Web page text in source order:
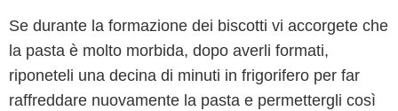
Se durante la formazione dei biscotti vi accorgete che
la pasta è molto morbida, dopo averli formati,
riponeteli una decina di minuti in frigorifero per far
raffreddare nuovamente la pasta e permettergli così